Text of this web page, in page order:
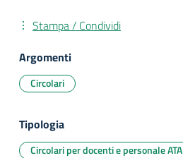
Stampa / Condividi
Argomenti
Circolari
Tipologia
Circolari per docenti e personale ATA